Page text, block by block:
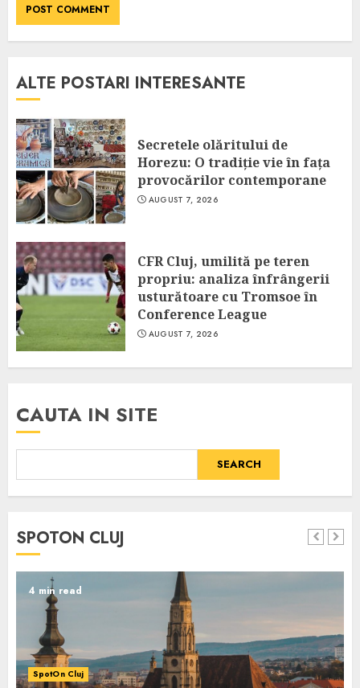
ALTE POSTARI INTERESANTE
Secretele olăritului de
Horezu: O tradiție vie în fața
provocărilor contemporane
AUGUST 7, 2026
CFR Cluj, umilită pe teren
propriu: analiza înfrângerii
usturătoare cu Tromsoe în
Conference League
AUGUST 7, 2026
CAUTA IN SITE
SEARCH
SPOTON CLUJ
4 min read
SpotOn Cluj